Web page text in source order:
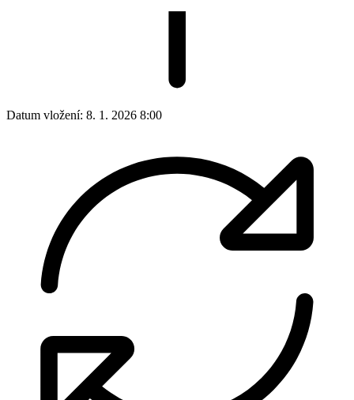
Datum vložení: 8. 1. 2026 8:00